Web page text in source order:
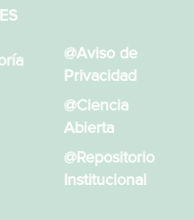
@Aviso de
Privacidad
@Ciencia
Abierta
@Repositorio
Institucional